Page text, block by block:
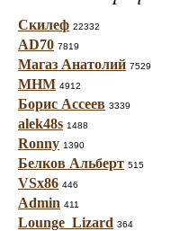
Скилеф 22332
AD70 7819
Магаз Анатолий 7529
МНМ 4912
Борис Ассеев 3339
alek48s 1488
Ronny 1390
Белков Альберт 515
VSx86 446
Admin 411
Lounge_Lizard 364